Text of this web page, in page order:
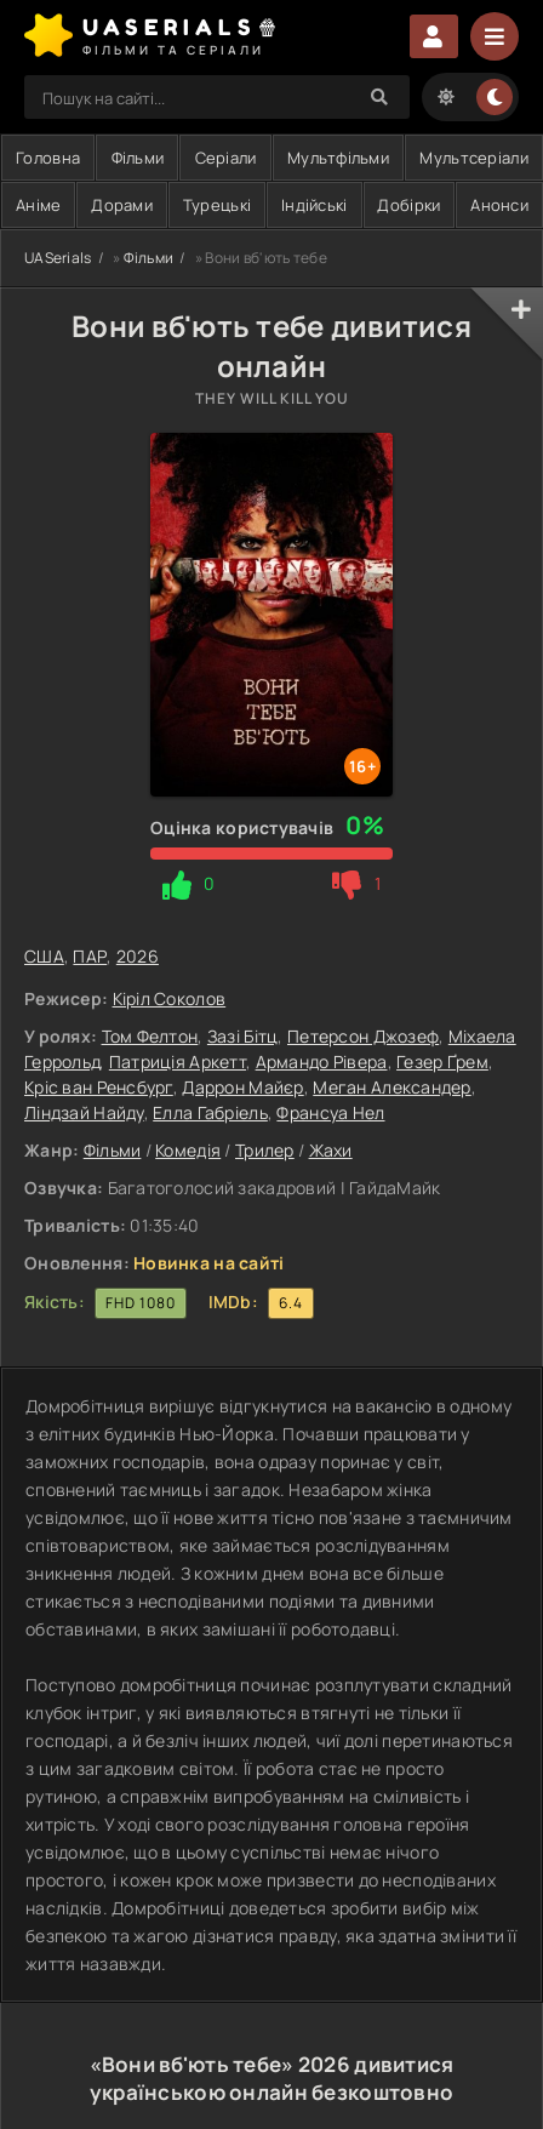
UASERIALS🍿
ФІЛЬМИ ТА СЕРІАЛИ
Головна Фільми Серіали Мультфільми Мультсеріали
Аніме Дорами Турецькі Індійські Добірки Анонси
UASerials » Фільми » Вони вб'ють тебе
Вони вб'ють тебе дивитися
онлайн
THEY WILL KILL YOU
16+
Оцінка користувачів 0%
0 1
США, ПАР, 2026
Режисер: Кіріл Соколов
У ролях: Том Фелтон, Зазі Бітц, Петерсон Джозеф, Міхаела
Геррольд, Патриція Аркетт, Армандо Рівера, Гезер Ґрем,
Кріс ван Ренсбург,Даррон Майєр, Меган Александер,
Ліндзай Найду, Елла Габріель,Франсуа Нел
Жанр: Фільми / Комедія /Трилер / Жахи
Озвучка: Багатоголосий закадровий | ГайдаМайк
Тривалість: 01:35:40
Оновлення: Новинка на сайті
Якість:
FHD 1080 IMDb: 6.4
Домробітниця вирішує відгукнутися на вакансію в одному
з елітних будинків Нью-Йорка. Почавши працювати у
заможних господарів, вона одразу поринає у світ,
сповнений таємниць і загадок. Незабаром жінка
усвідомлює, що її нове життя тісно пов'язане з таємничим
співтовариством, яке займається розслідуванням
зникнення людей. З кожним днем вона все більше
стикається з несподіваними подіями та дивними
обставинами, в яких замішані її роботодавці.
Поступово домробітниця починає розплутувати складний
клубок інтриг, у які виявляються втягнуті не тільки її
господарі, а й безліч інших людей, чиї долі перетинаються
з цим загадковим світом. Її робота стає не просто
рутиною, а справжнім випробуванням на сміливість і
хитрість. У ході свого розслідування головна героїня
усвідомлює, що в цьому суспільстві немає нічого
простого, і кожен крок може призвести до несподіваних
наслідків. Домробітниці доведеться зробити вибір між
безпекою та жагою дізнатися правду, яка здатна змінити її
життя назавжди.
«Вони вб'ють тебе» 2026дивитися
українською онлайн безкоштовно